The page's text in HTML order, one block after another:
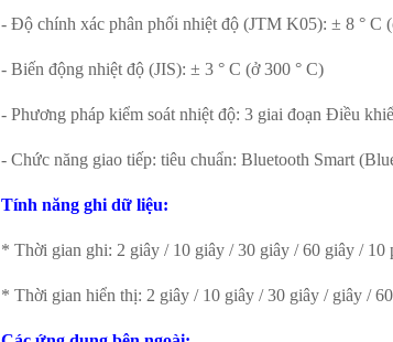
- Độ chính xác phân phối nhiệt độ (JTM K05): ± 8 ° C
- Biến động nhiệt độ (JIS): ± 3 ° C (ở 300 ° C)
- Phương pháp kiểm soát nhiệt độ: 3 giai đoạn Điều
- Chức năng giao tiếp: tiêu chuẩn: Bluetooth Smart
Tính năng ghi dữ liệu:
* Thời gian ghi: 2 giây / 10 giây / 30 giây / 60 giây / 10
* Thời gian hiển thị: 2 giây / 10 giây / 30 giây / giây /